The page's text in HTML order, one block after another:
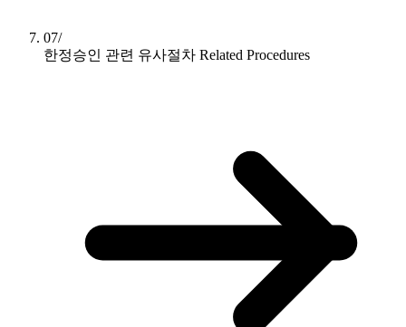
07/
한정승인 관련 유사절차 Related Procedures